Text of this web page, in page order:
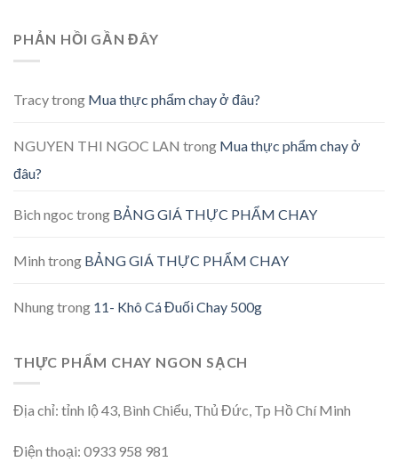
PHẢN HỒI GẦN ĐÂY
Tracytrong Mua thực phẩm chay ở đâu?
NGUYEN THI NGOC LAN trong Mua thực phẩm chay ở
đâu?
Bich ngoc trong BẢNG GIÁ THỰC PHẨM CHAY
Minh trong BẢNG GIÁ THỰC PHẨM CHAY
Nhungtrong 11- Khô Cá Đuối Chay 500g
THỰC PHẨM CHAY NGON SẠCH
Địa chỉ: tỉnh lộ 43, Bình Chiểu, Thủ Đức, Tp Hồ Chí Minh
Điện thoại: 0933 958 981